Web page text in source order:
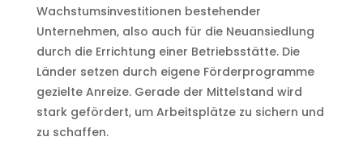
Wachstumsinvestitionen bestehender
Unternehmen, also auch für die Neuansiedlung
durch die Errichtung einer Betriebsstätte. Die
Länder setzen durch eigene Förderprogramme
gezielte Anreize. Gerade der Mittelstand wird
stark gefördert, um Arbeitsplätze zu sichern und
zu schaffen.